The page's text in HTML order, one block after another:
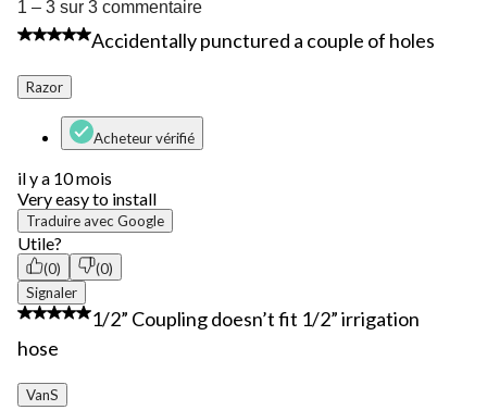
1
à
3
3
1 – 3 sur 3 commentaire
5 étoile(s) sur 5.
Accidentally punctured a couple of holes
Razor
Acheteur vérifié
il y a 10 mois
Very easy to install
Traduire avec Google
Utile?
(0)
(0)
Signaler
1 étoile(s) sur 5.
1/2” Coupling doesn’t fit 1/2” irrigation
hose
VanS